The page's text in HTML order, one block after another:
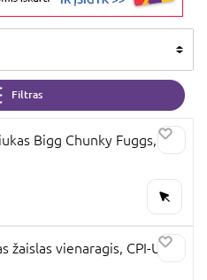
Filtras
Bigg Chunky Fuggs,
vienaragis, CPI-UNI-